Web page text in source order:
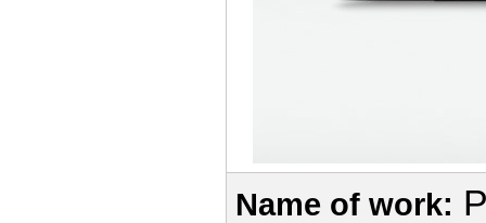
Name of work: